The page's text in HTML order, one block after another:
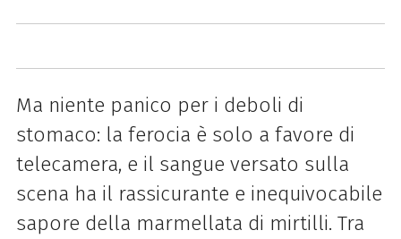
Ma niente panico per i deboli di
stomaco: la ferocia è solo a favore di
telecamera, e il sangue versato sulla
scena ha il rassicurante e inequivocabile
sapore della marmellata di mirtilli. Tra